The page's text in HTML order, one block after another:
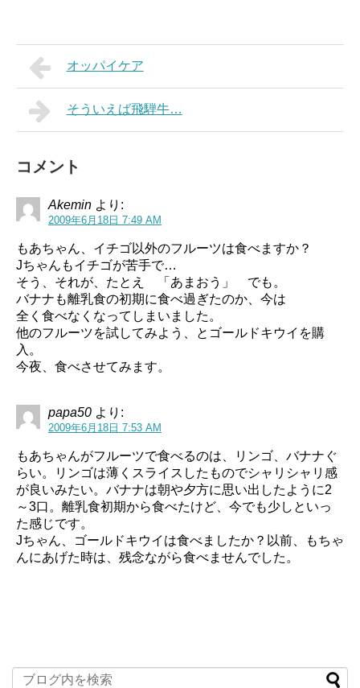
オッパイケア
そういえば飛騨牛…
コメント
Akemin より:
2009年6月18日 7:49 AM
もあちゃん、イチゴ以外のフルーツは食べますか？
Jちゃんもイチゴが苦手で…
そう、それが、たとえ 「あまおう」 でも。
バナナも離乳食の初期に食べ過ぎたのか、今は
全く食べなくなってしまいました。
他のフルーツを試してみよう、とゴールドキウイを購
入。
今夜、食べさせてみます。
papa50 より:
2009年6月18日 7:53 AM
もあちゃんがフルーツで食べるのは、リンゴ、バナナぐ
らい。リンゴは薄くスライスしたものでシャリシャリ感
が良いみたい。バナナは朝や夕方に思い出したように2
～3口。離乳食初期から食べたけど、今でも少しといっ
た感じです。
Jちゃん、ゴールドキウイは食べましたか？以前、もちゃ
んにあげた時は、残念ながら食べませんでした。